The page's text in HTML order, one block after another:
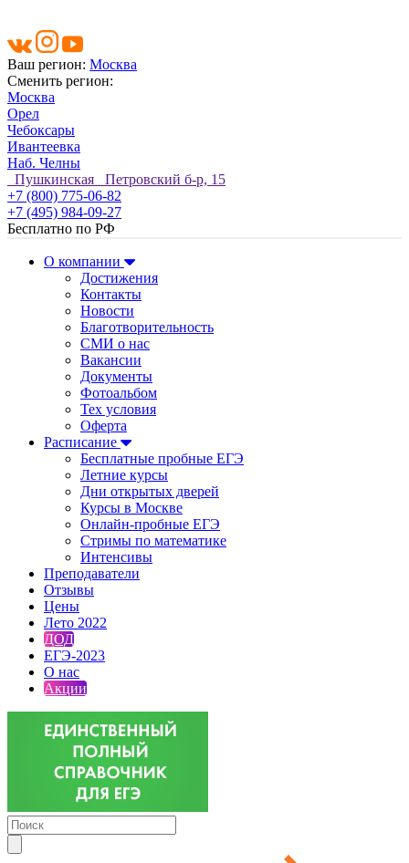
Ваш регион: Москва
Сменить регион:
Москва
Орел
Чебоксары
Ивантеевка
Наб. Челны
Пушкинская Петровский б-р, 15
+7 (800) 775-06-82
+7 (495) 984-09-27
Бесплатно по РФ
О компании
Достижения
Контакты
Новости
Благотворительность
СМИ о нас
Вакансии
Документы
Фотоальбом
Тех условия
Оферта
Расписание
Бесплатные пробные ЕГЭ
Летние курсы
Дни открытых дверей
Курсы в Москве
Онлайн-пробные ЕГЭ
Стримы по математике
Интенсивы
Преподаватели
Отзывы
Цены
Лето 2022
ДОД
ЕГЭ-2023
О нас
Акции